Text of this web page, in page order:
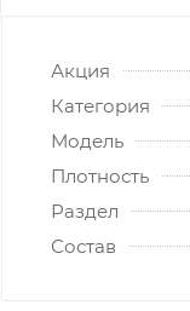
Акция
Категория
Модель
Плотность
Раздел
Состав